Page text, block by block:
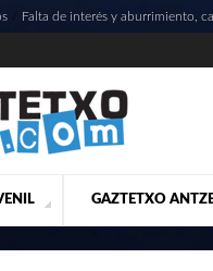
ACTUALIDAD
GAZTETXO
PRESENTACIÓN
Falta de interés y aburrimiento,